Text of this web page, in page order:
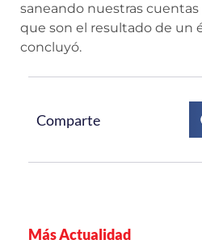
saneando nuestras cuentas
que son el resultado de un
concluyó.
Comparte
Más Actualidad